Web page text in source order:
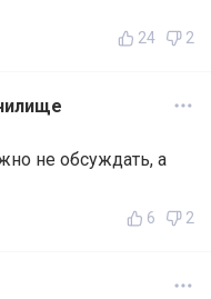
24 2
не обсуждать, а
6 2